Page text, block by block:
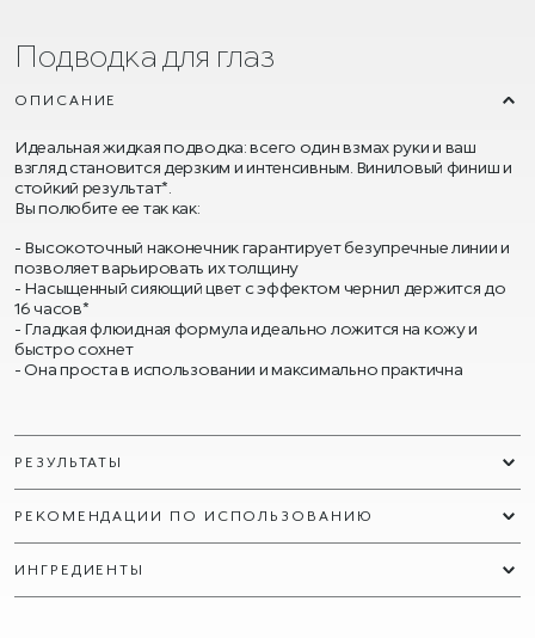
Подводка для глаз
ОПИСАНИЕ
Идеальная жидкая подводка: всего один взмах руки и ваш
взгляд становится дерзким и интенсивным. Виниловый финиш и
стойкий результат*.
Вы полюбите ее так как:
Высокоточный наконечник гарантирует безупречные линии и
позволяет варьировать их толщину
Насыщенный сияющий цвет с эффектом чернил держится до
16 часов*
Гладкая флюидная формула идеально ложится на кожу и
быстро сохнет
Она проста в использовании и максимально практична
РЕЗУЛЬТАТЫ
РЕКОМЕНДАЦИИ ПО ИСПОЛЬЗОВАНИЮ
ИНГРЕДИЕНТЫ